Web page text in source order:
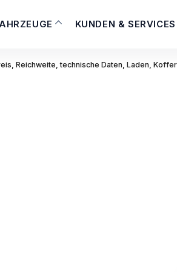
KUNDEN & SERVICES
Reichweite, technische Daten, Laden,